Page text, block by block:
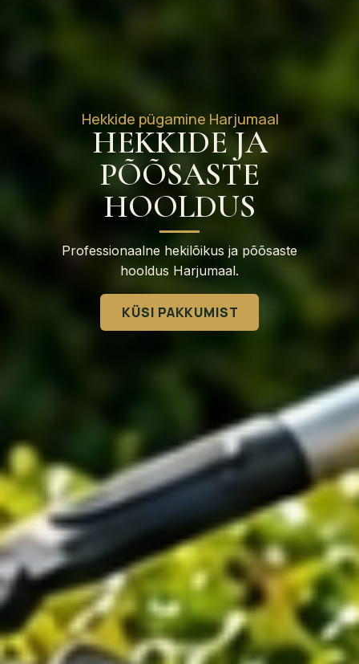
Hekkide pügamine Harjumaal
HEKKIDE JA
PÕÕSASTE
HOOLDUS
Professionaalne hekilõikus ja põõsaste
hooldus Harjumaal.
KÜSI PAKKUMIST